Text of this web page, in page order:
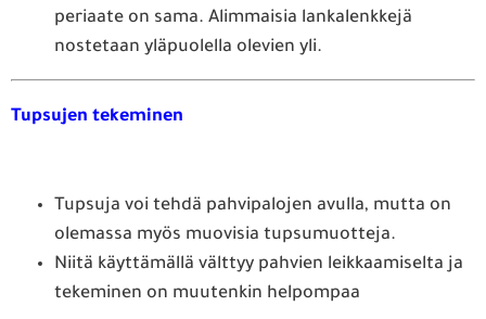
periaate on sama. Alimmaisia lankalenkkejä
nostetaan yläpuolella olevien yli.
Tupsujen tekeminen
Tupsuja voi tehdä pahvipalojen avulla, mutta on
olemassa myös muovisia tupsumuotteja.
Niitä käyttämällä välttyy pahvien leikkaamiselta ja
tekeminen on muutenkin helpompaa